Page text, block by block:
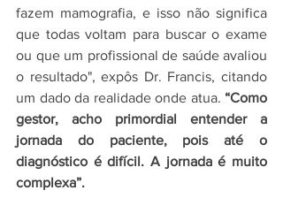
fazem mamografia, e isso não significa
que todas voltam para buscar o exame
ou que um profissional de saúde avaliou
o resultado", expôs Dr. Francis, citando
um dado da realidade onde atua. “Como
gestor, acho primordial entender a
jornada do paciente, pois até o
diagnóstico é difícil. A jornada é muito
complexa”.